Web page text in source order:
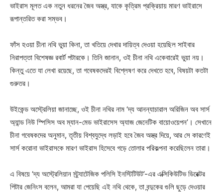
ভাইরাস মূলত এক নতুন ধরনের জৈব অস্ত্র, যাকে কৃত্রিম প্রক্রিয়ায় মারণ ভাইরাসে
রূপান্তরিত করা সম্ভব।
ফাঁস হওয়া চীনা নথি ভুয়া কিনা, তা খতিয়ে দেখার দায়িত্ব দেওয়া হয়েছিল সাইবার
নিরাপত্তা বিশেষজ্ঞ রবার্ট পটারকে। তিনি জানান, ওই চীনা নথি একেবারেই ভুয়া নয়।
কিন্তু এতে যা লেখা রয়েছে, তা গবেষকদেরই বিশ্লেষণ করে দেখতে হবে, বিষয়টা কতটা
গুরুতর।
উইকেন্ড অস্ট্রেলিয়া জানাচ্ছে, ওই চীনা নথির নাম ‘দ্য আনন্যাচারাল অরিজিন অব সার্স
অ্যান্ড নিউ স্পিসিস অব ম্যান-মেড ভাইরাসেস অ্যাজ জেনেটিক বায়োওয়েপন’। সেখানে
চীনা গবেষকদের অনুমান, তৃতীয় বিশ্বযুদ্ধে লড়াই হবে জৈব অস্ত্র দিয়ে, আর সে কারণেই
সার্স করোনা ভাইরাসকে মারণ ভাইরাস হিসেবে গড়ে তোলার পরিকল্পনা করেছিলেন তারা।
এ বিষয়ে ‘দ্য অস্ট্রেলিয়ান স্ট্র্যাটেজিক পলিসি ইনস্টিটিউট’-এর এক্সিকিউটিভ ডিরেক্টর
পিটার জেনিংস বলেন, আমরা যা পেয়েছি এই নথি থেকে, তা বন্দুকের গুলি ছুড়ে দেওয়ার